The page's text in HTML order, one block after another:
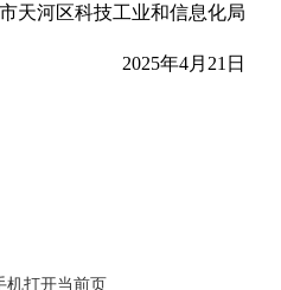
河区科技工业和信息化局
2025年4月21日
机打开当前页